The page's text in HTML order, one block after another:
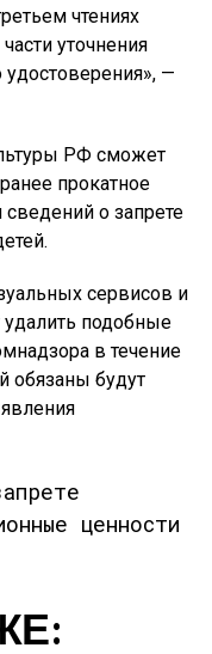
чтениях
уточнения
—
РФ сможет
прокатное
о запрете
сервисов и
подобные
в течение
обязаны будут